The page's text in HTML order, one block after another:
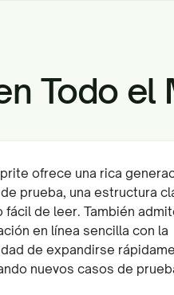
Todo el
ofrece una rica
prueba, una estructura
fácil de leer. También
en línea sencilla con la
de expandirse
nuevos casos de